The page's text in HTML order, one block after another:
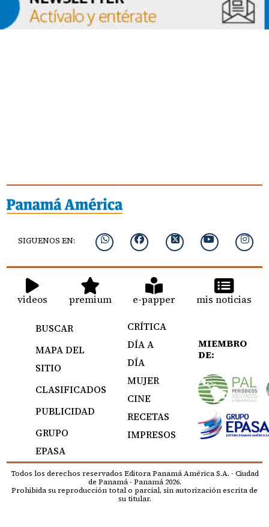
SIGUENOS EN:
videos premium e-papper mis noticias
BUSCAR
MAPA DEL
SITIO
CLASIFICADOS
PUBLICIDAD
GRUPO
EPASA
CRÍTICA
DÍA A
DÍA
MUJER
CINE
RECETAS
IMPRESOS
MIEMBRO
DE:
Todos los derechos reservados Editora Panamá América S.A. - Ciudad
de Panamá - Panamá 2026.
Prohibida su reproducción total o parcial, sin autorización escrita de
su titular.